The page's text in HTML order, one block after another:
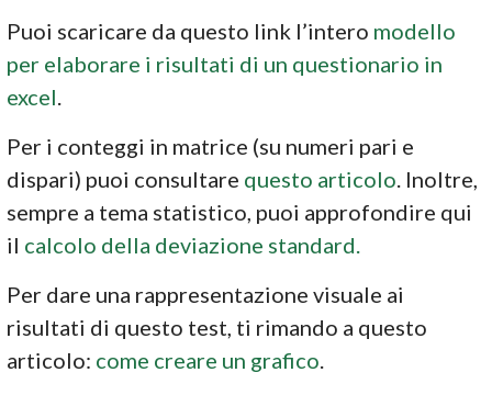
Puoi scaricare da questo link l’intero modello
per elaborare i risultati di un questionario in
excel.
Per i conteggi in matrice (su numeri pari e
dispari) puoi consultare questo articolo. Inoltre,
sempre a tema statistico, puoi approfondire qui
il calcolo della deviazione standard.
Per dare una rappresentazione visuale ai
risultati di questo test, ti rimando a questo
articolo: come creare un grafico.